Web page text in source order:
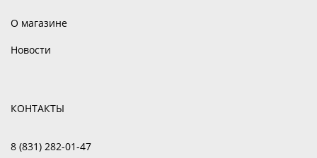
О магазине
Новости
КОНТАКТЫ
8 (831) 282-01-47